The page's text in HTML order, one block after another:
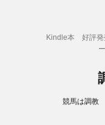
Kindle本 好評発
競馬は調教